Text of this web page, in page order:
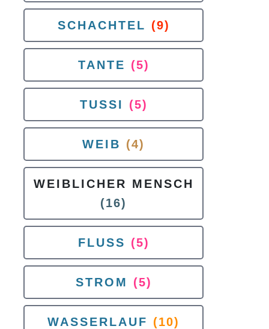
SCHACHTEL (9)
TANTE (5)
TUSSI (5)
WEIB (4)
WEIBLICHER MENSCH
(16)
FLUSS (5)
STROM (5)
WASSERLAUF (10)